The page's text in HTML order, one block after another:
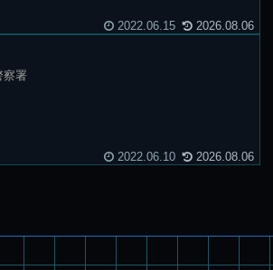
2022.06.15 2026.08.06
察署
2022.06.10 2026.08.06